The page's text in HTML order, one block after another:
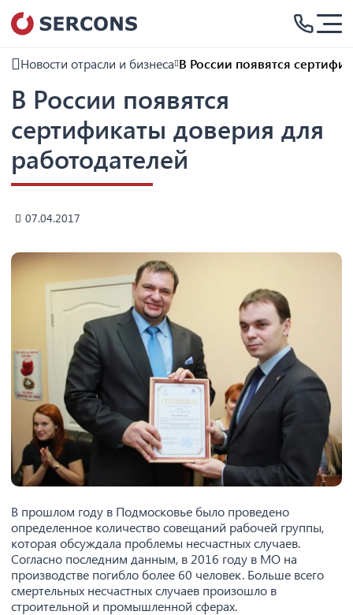
Новости отрасли и бизнеса В России появятся
В России появятся
сертификаты доверия для
работодателей
07.04.2017
В прошлом году в Подмосковье было проведено
определенное количество совещаний рабочей группы,
которая обсуждала проблемы несчастных случаев.
Согласно последним данным, в 2016 году в МО на
производстве погибло более 60 человек. Больше всего
смертельных несчастных случаев произошло в
строительной и промышленной сферах.